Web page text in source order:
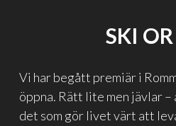
SKI
Vi har begått premiär i
öppna. Rätt lite men jävlar –
det som gör livet värt att